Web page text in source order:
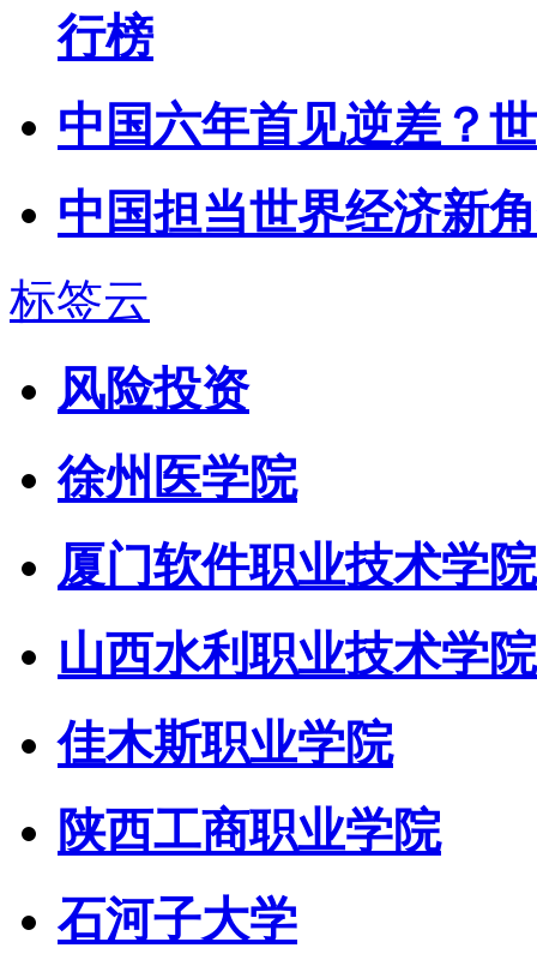
行榜
中国六年首见逆差？
中国担当世界经济新
标签云
风险投资
徐州医学院
厦门软件职业技术学院
山西水利职业技术学院
佳木斯职业学院
陕西工商职业学院
石河子大学